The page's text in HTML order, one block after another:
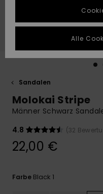
um
die
QUIKSILVER APP
WUNSCHLISTE
Sandalen
Molokai Stripe
Männer Schwarz
4.8
(32
22,00 €
Farbe Black 1
Alle